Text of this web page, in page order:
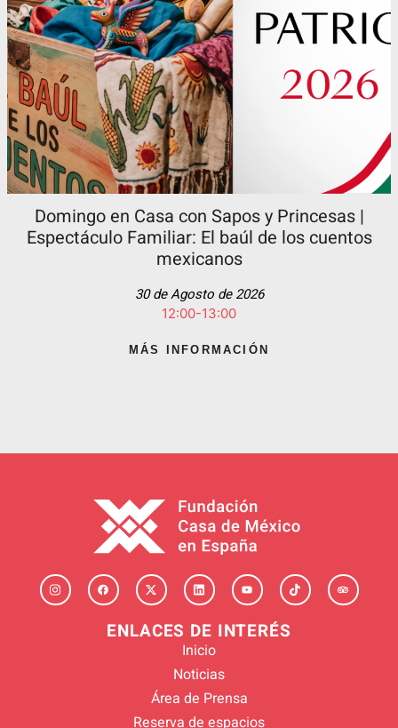
Domingo en Casa con Sapos y Princesas |
Espectáculo Familiar: El baúl de los cuentos
mexicanos
30 de Agosto de 2026
12:00-13:00
MÁS INFORMACIÓN
ENLACES DE INTERÉS
Inicio
Noticias
Área de Prensa
Reserva de espacios